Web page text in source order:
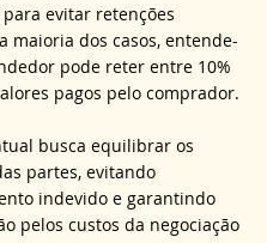
evitar retenções
maioria dos casos, entende-
pode reter entre 10%
pagos pelo comprador.
busca equilibrar os
partes, evitando
indevido e garantindo
pelos custos da negociação